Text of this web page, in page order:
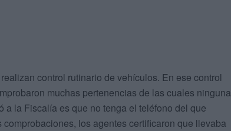
control rutinario de vehículos. En ese control
muchas pertenencias de las cuales ninguna
a la Fiscalía es que no tenga el teléfono del que
los agentes certificaron que llevaba